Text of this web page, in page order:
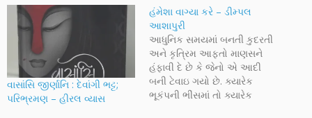
વાસાંસિ જીર્ણાનિ : દેવાંગી ભટ્ટ;
પરિભ્રમણ – હીરલ વ્યાસ
હંમેશા વાગ્યા કરે – ડીમ્પલ
આશાપુરી
આધુનિક સમયમાં બનતી કુદરતી
અને કૃત્રિમ આફતો માણસને
હંફાવી દે છે કે જેનો એ આદી
બની ટેવાઇ ગયો છે. ક્યારેક
ભૂકંપની ભીંસમાં તો ક્યારેક